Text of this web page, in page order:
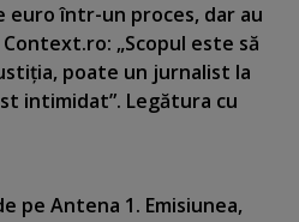
euro într-un proces, dar au
„Scopul este să
poate un jurnalist la
intimidat”. Legătura cu
pe Antena 1. Emisiunea,